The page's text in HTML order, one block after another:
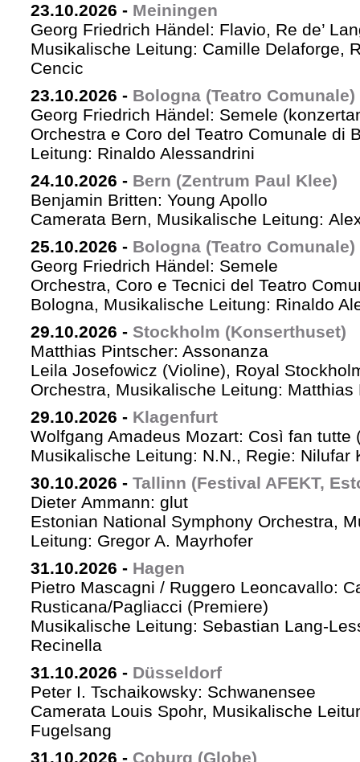
23.10.2026 - Meiningen
Georg Friedrich Händel: Flavio, Re de’
Musikalische Leitung: Camille Delaforge,
Cencic
23.10.2026 - Bologna (Teatro Comunale)
Georg Friedrich Händel: Semele
Orchestra e Coro del Teatro Comunale di
Leitung: Rinaldo Alessandrini
24.10.2026 - Bern (Zentrum Paul Klee)
Benjamin Britten: Young Apollo
Camerata Bern, Musikalische Leitung:
25.10.2026 - Bologna (Teatro Comunale)
Georg Friedrich Händel: Semele
Orchestra, Coro e Tecnici del Teatro
Bologna, Musikalische Leitung: Rinaldo
29.10.2026 - Stockholm (Konserthuset)
Matthias Pintscher: Assonanza
Leila Josefowicz (Violine), Royal
Orchestra, Musikalische Leitung: Matthias
29.10.2026 - Klagenfurt
Wolfgang Amadeus Mozart: Così fan tutte
Musikalische Leitung: N.N., Regie: Nilufar
30.10.2026 - Tallinn (Festival AFEKT,
Dieter Ammann: glut
Estonian National Symphony Orchestra,
Leitung: Gregor A. Mayrhofer
31.10.2026 - Hagen
Pietro Mascagni / Ruggero Leoncavallo:
Rusticana/Pagliacci (Premiere)
Musikalische Leitung: Sebastian Lang-
Recinella
31.10.2026 - Düsseldorf
Peter I. Tschaikowsky: Schwanensee
Camerata Louis Spohr, Musikalische
Fugelsang
31.10.2026 - Coburg (Globe)